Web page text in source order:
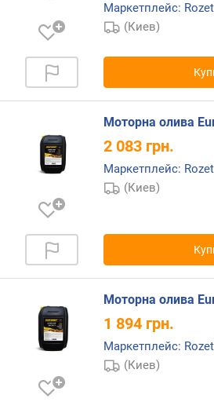
Маркетплейс:
(Киев)
Моторна олива
2 083 грн.
Маркетплейс:
(Киев)
Моторна олива
1 894 грн.
Маркетплейс:
(Киев)